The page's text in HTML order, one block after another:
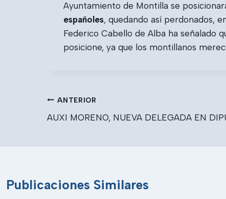
Ayuntamiento de Montilla se
españoles, quedando así perdonados,
Federico Cabello de Alba ha señalado
posicione, ya que los montillanos
Navegación
de
ANTERIOR
AUXI MORENO, NUEVA DELEGADA EN
Publicaciones Similares